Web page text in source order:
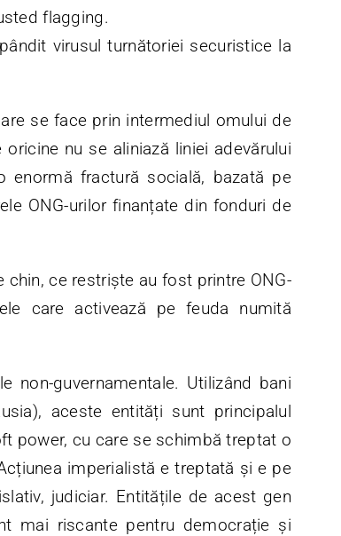
flagging.
virusul turnătoriei securistice la
se face prin intermediul omului de
nu se aliniază liniei adevărului
fractură socială, bazată pe
ONG-urilor finanțate din fonduri de
ce restriște au fost printre ONG-
care activează pe feuda numită
non-guvernamentale. Utilizând bani
aceste entități sunt principalul
power, cu care se schimbă treptat o
imperialistă e treptată și e pe
judiciar. Entitățile de acest gen
mai riscante pentru democrație și